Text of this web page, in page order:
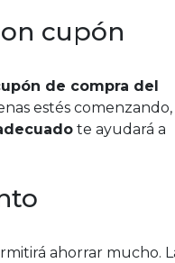
cupón
de compra del
estés comenzando,
te ayudará a
ahorrar mucho.